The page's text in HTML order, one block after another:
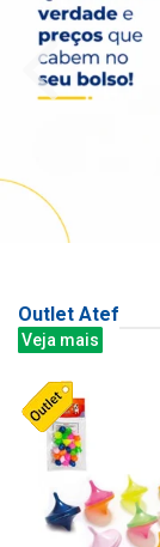
Outlet Atef
Veja mais